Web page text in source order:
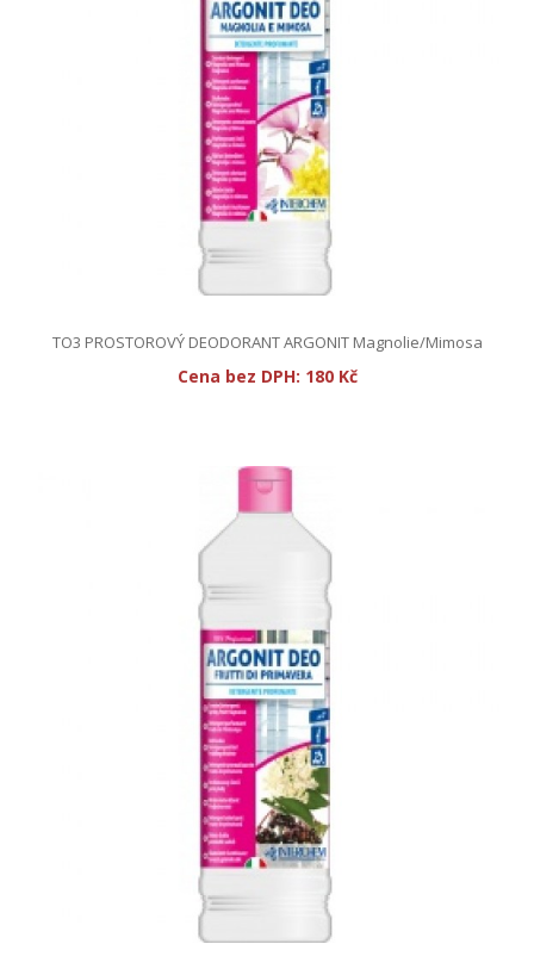
TO3 PROSTOROVÝ DEODORANT ARGONIT Magnolie/Mimosa
Cena bez DPH: 180 Kč